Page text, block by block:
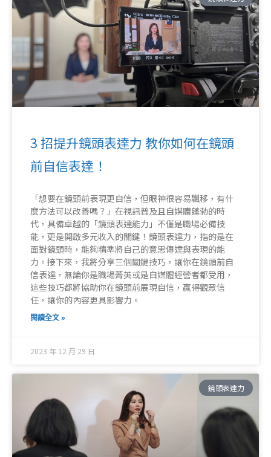
3 招提升鏡頭表達力 教你如何在鏡頭
前自信表達！
「想要在鏡頭前表現更自信，但眼神很容易飄移，有什
麼方法可以改善嗎？」在視訊普及且自媒體蓬勃的時
代，具備卓越的「鏡頭表達能力」不僅是職場必備技
能，更是開啟多元收入的關鍵！鏡頭表達力，指的是在
面對鏡頭時，能夠精準將自己的意思傳達與表現的能
力。接下來，我將分享三個關鍵技巧，讓你在鏡頭前自
信表達，無論你是職場菁英或是自媒體經營者都受用，
這些技巧都將協助你在鏡頭前展現自信，贏得觀眾信
任，讓你的內容更具影響力。
閱讀全文 »
2023 年 12 月 29 日
鏡頭表達力
面 面 面 面
面